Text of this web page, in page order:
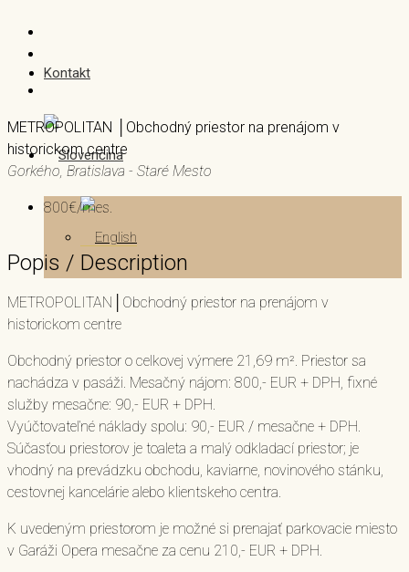
Kontakt
METROPOLITAN │Obchodný priestor na prenájom v
historickom centre
Gorkého, Bratislava - Staré Mesto
800€/mes.
Popis / Description
METROPOLITAN│Obchodný priestor na prenájom v
historickom centre
Obchodný priestor o celkovej výmere 21,69 m². Priestor sa
nachádza v pasáži. Mesačný nájom: 800,- EUR + DPH, fixné
služby mesačne: 90,- EUR + DPH.
Vyúčtovateľné náklady spolu: 90,- EUR / mesačne + DPH.
Súčasťou priestorov je toaleta a malý odkladací priestor; je
vhodný na prevádzku obchodu, kaviarne, novinového stánku,
cestovnej kancelárie alebo klientskeho centra.
K uvedeným priestorom je možné si prenajať parkovacie miesto
v Garáži Opera mesačne za cenu 210,- EUR + DPH.